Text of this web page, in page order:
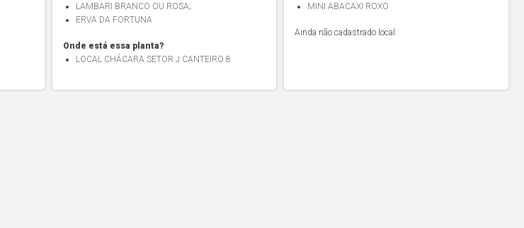
LAMBARI BRANCO OU ROSA;
ERVA DA FORTUNA
Onde está essa planta?
LOCAL CHÁCARA SETOR J CANTEIRO 8
MINI ABACAXI ROXO
Ainda não cadastrado local.